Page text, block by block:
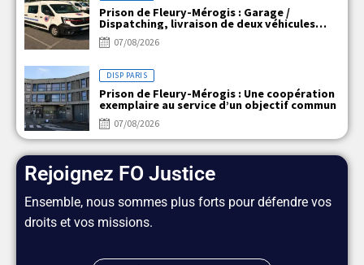
Prison de Fleury-Mérogis : Garage /
Dispatching, livraison de deux véhicules
électriques
07/08/2026
DISP PARIS
Prison de Fleury-Mérogis : Une coopération
exemplaire au service d’un objectif commun
07/08/2026
Rejoignez FO Justice
Ensemble, nous sommes plus forts pour défendre vos
droits et vos missions.